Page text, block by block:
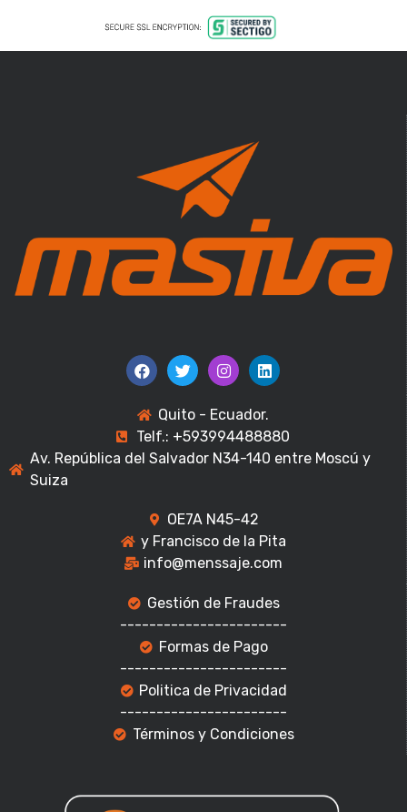
Quito - Ecuador.
Telf.: +593994488880
Av. República del Salvador N34-140 entre Moscú y
Suiza
OE7A N45-42
y Francisco de la Pita
info@menssaje.com
Gestión de Fraudes
-----------------------
Formas de Pago
-----------------------
Politica de Privacidad
-----------------------
Términos y Condiciones